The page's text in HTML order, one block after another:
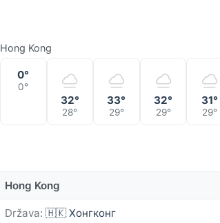
Hong Kong
0°
0°
32°
28°
33°
29°
32°
29°
31°
29°
Hong Kong
Država: 🇭🇰 Хонгконг